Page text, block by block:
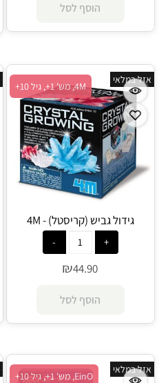
הוסף לסל
4M, מש' 1+, גיל 10+
אזל במלאי
גידול גביש (קריסטל) - 4M
₪44.90
הוסף לסל
EinO, מש' 1+, גיל 10+
אזל במלאי